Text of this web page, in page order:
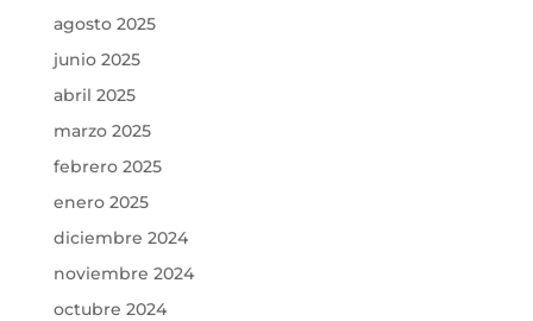
agosto 2025
junio 2025
abril 2025
marzo 2025
febrero 2025
enero 2025
diciembre 2024
noviembre 2024
octubre 2024